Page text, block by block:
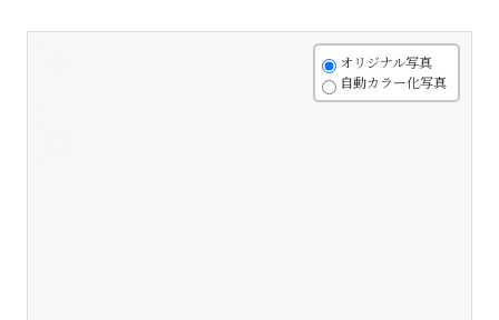
オリジナル写真
自動カラー化写真